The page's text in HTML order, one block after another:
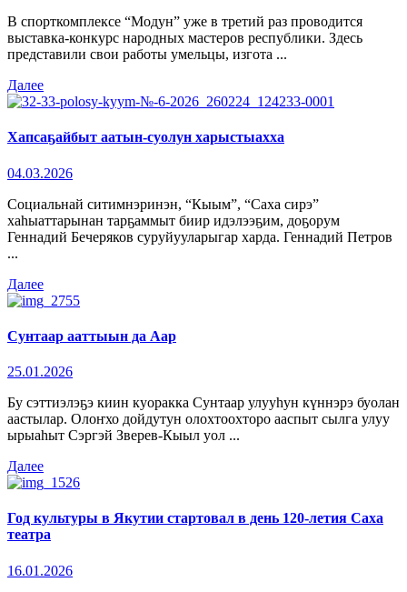
В спорткомплексе “Модун” уже в третий раз проводится
выставка-конкурс народных мастеров республики. Здесь
представили свои работы умельцы, изгота ...
Далее
Хапсаҕайбыт аатын-суолун харыстыахха
04.03.2026
Социальнай ситимнэринэн, “Кыым”, “Саха сирэ”
хаһыаттарынан тарҕаммыт биир идэлээҕим, доҕорум
Геннадий Бечеряков суруйууларыгар харда. Геннадий Петров
...
Далее
Сунтаар ааттыын да Аар
25.01.2026
Бу сэттиэлэҕэ киин куоракка Сунтаар улууһун күннэрэ буолан
аастылар. Олоҥхо дойдутун олохтоохторо ааспыт сылга улуу
ырыаһыт Сэргэй Зверев-Кыыл уол ...
Далее
Год культуры в Якутии стартовал в день 120-летия Саха
театра
16.01.2026